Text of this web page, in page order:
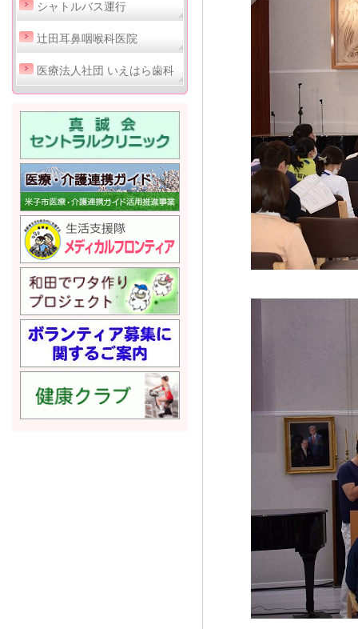
シャトルバス運行
辻田耳鼻咽喉科医院
医療法人社団 いえはら歯科